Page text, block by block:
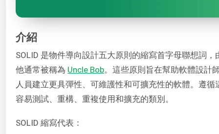
介紹
SOLID 是物件導向設計五大原則的縮寫首字母聯想詞，
他通常被稱為 Uncle Bob。這些原則旨在幫助軟體設計
人員建立更具彈性、可維護性和可擴充性的軟體。遵
容易測試、重構、重複使用和擴充的類別。
SOLID 縮寫代表：